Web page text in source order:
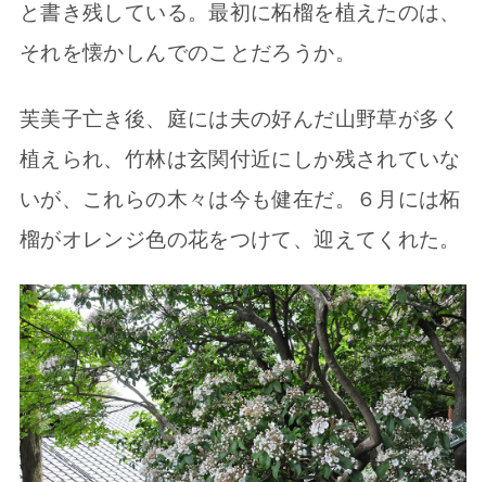
と書き残している。最初に柘榴を植えたのは、
それを懐かしんでのことだろうか。
芙美子亡き後、庭には夫の好んだ山野草が多く
植えられ、竹林は玄関付近にしか残されていな
いが、これらの木々は今も健在だ。６月には柘
榴がオレンジ色の花をつけて、迎えてくれた。